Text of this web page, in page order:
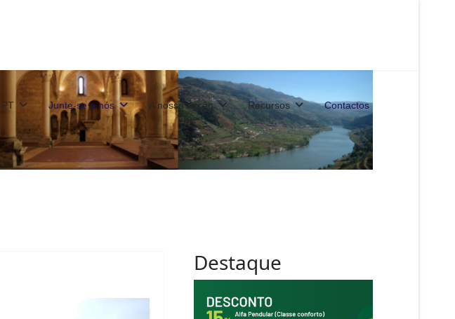
Junte-se a nós A nossa acção Recursos Contactos
Destaque